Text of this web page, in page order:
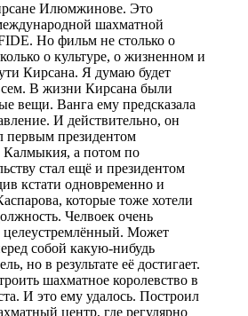
Илюмжинове. Это
шахматной
Но фильм не столько о
о культуре, о жизненном и
Кирсана. Я думаю будет
В жизни Кирсана были
вещи. Ванга ему предсказала
И действительно, он
первым президентом
Калмыкия, а потом по
стал ещё и президентом
кстати одновременно и
которые тоже хотели
Челвоек очень
Может
собой какую-нибудь
но в результате её достигает.
шахматное королевство в
И это ему удалось. Построил
центр, где регулярно